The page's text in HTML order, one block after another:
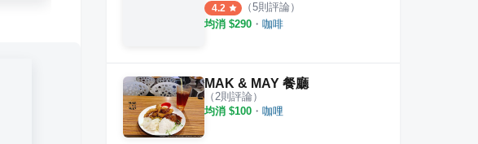
4.2 （5則評論）
均消 $290 ・ 咖啡
MAK & MAY 餐廳
（ 2則評論）
均消 $100 ・ 咖哩